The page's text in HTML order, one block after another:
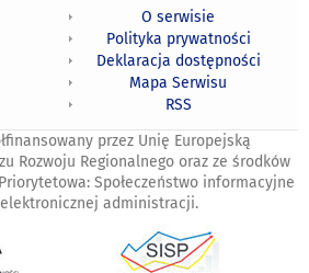
O serwisie
Polityka prywatności
Deklaracja dostępności
Mapa Serwisu
RSS
przez Unię Europejską
Rozwoju Regionalnego oraz ze środków
Społeczeństwo informacyjne
administracji.